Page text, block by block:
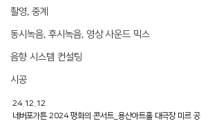
촬영, 중계
동시녹음, 후시녹음, 영상 사운드 믹스
음향 시스템 컨설팅
시공
24.12.12
네버포가튼 2024 평화의 콘서트_용산아트홀 대극장 미르 공